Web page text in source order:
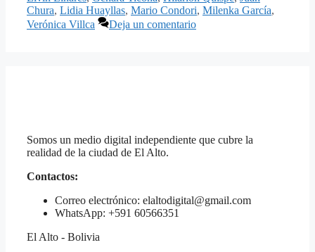
Chura, Lidia Huayllas, Mario Condori, Milenka García,
Verónica Villca
Deja un comentario
Somos un medio digital independiente que cubre la
realidad de la ciudad de El Alto.
Contactos:
Correo electrónico: elaltodigital@gmail.com
WhatsApp: +591 60566351
El Alto - Bolivia